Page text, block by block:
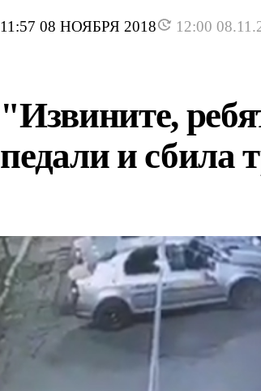
11:57 08 НОЯБРЯ 2018 12:00
"Извините,
педали и сбила